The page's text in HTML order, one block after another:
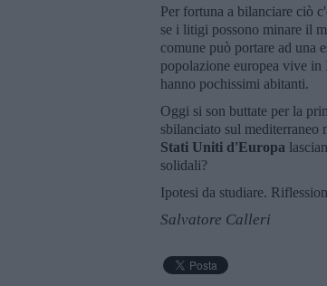
Per fortuna a bilanciare ciò
se i litigi possono minare il
comune può portare ad una
popolazione europea vive
hanno pochissimi abitanti.
Oggi si son buttate per la
sbilanciato sul mediterraneo
Stati Uniti d'Europa
solidali?
Ipotesi da studiare.
Salvatore Calleri